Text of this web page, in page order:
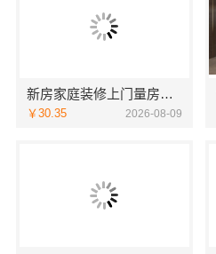
新房家庭装修上门量房整体落地，福建尚艺空间新材料科技
￥30.35 2026-08-09